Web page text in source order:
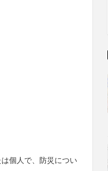
個人で、防災につい